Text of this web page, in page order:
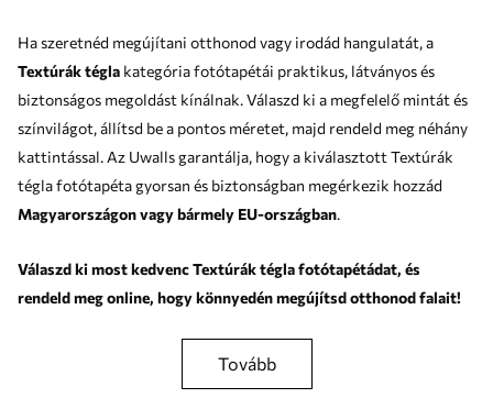
Ha szeretnéd megújítani otthonod vagy irodád hangulatát, a
Textúrák tégla kategória fotótapétái praktikus, látványos és
biztonságos megoldást kínálnak. Válaszd ki a megfelelő mintát és
színvilágot, állítsd be a pontos méretet, majd rendeld meg néhány
kattintással. Az Uwalls garantálja, hogy a kiválasztott Textúrák
tégla fotótapéta gyorsan és biztonságban megérkezik hozzád
Magyarországon vagy bármely EU-országban.
Válaszd ki most kedvenc Textúrák tégla fotótapétádat, és
rendeld meg online, hogy könnyedén megújítsd otthonod falait!
tovább